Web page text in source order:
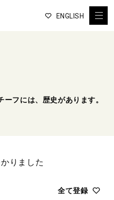
ENGLISH
フには、歴史があります。
全て登録
りました